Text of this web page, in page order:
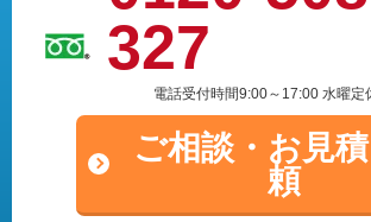
327
電話受付時間9:00～17:00 水曜定
ご相談・ お見
頼